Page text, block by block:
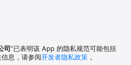
言、普通话都能
、设置双语字
色丰富自然，情
求；AI消除、智
噪，随手就能把普
视频时频繁卡住
更新显卡驱动，
司”已表明该 App 的隐私规范可能包括
息，请参阅开发者隐私政策 。